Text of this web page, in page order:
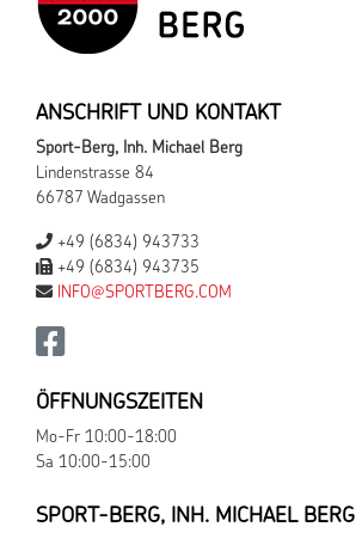
ANSCHRIFT UND KONTAKT
Sport-Berg, Inh. Michael Berg
Lindenstrasse 84
66787 Wadgassen
+49 (6834) 943733
+49 (6834) 943735
INFO@SPORTBERG.COM
ÖFFNUNGSZEITEN
Mo-Fr 10:00-18:00
Sa 10:00-15:00
SPORT-BERG, INH. MICHAEL BERG